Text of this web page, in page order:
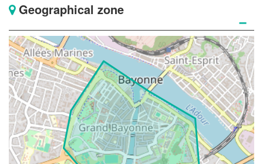
Geographical zone
−